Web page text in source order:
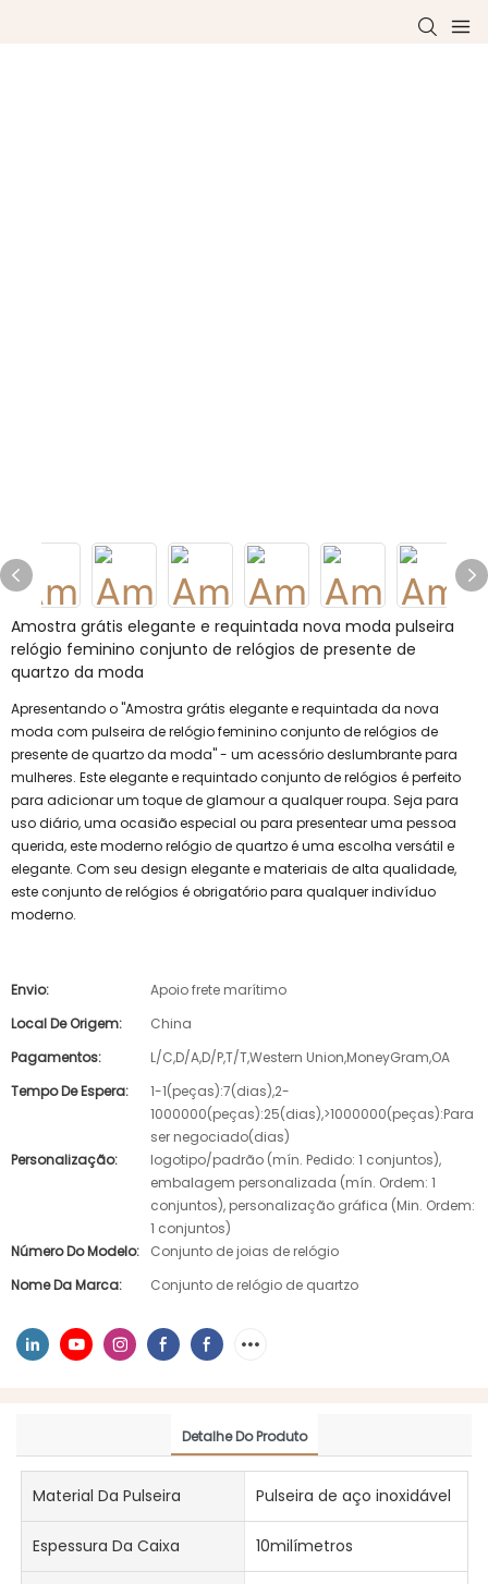
Amostra grátis elegante e requintada nova moda pulseira
relógio feminino conjunto de relógios de presente de
quartzo da moda
Apresentando o "Amostra grátis elegante e requintada da nova
moda com pulseira de relógio feminino conjunto de relógios de
presente de quartzo da moda" - um acessório deslumbrante para
mulheres. Este elegante e requintado conjunto de relógios é perfeito
para adicionar um toque de glamour a qualquer roupa. Seja para
uso diário, uma ocasião especial ou para presentear uma pessoa
querida, este moderno relógio de quartzo é uma escolha versátil e
elegante. Com seu design elegante e materiais de alta qualidade,
este conjunto de relógios é obrigatório para qualquer indivíduo
moderno.
Envio:
Apoio frete marítimo
Local De Origem:
China
Pagamentos:
L/C,D/A,D/P,T/T,Western Union,MoneyGram,OA
Tempo De Espera:
1-1(peças):7(dias),2-
1000000(peças):25(dias),>1000000(peças):Para
ser negociado(dias)
Personalização:
logotipo/padrão (mín. Pedido: 1 conjuntos),
embalagem personalizada (mín. Ordem: 1
conjuntos), personalização gráfica (Min. Ordem:
1 conjuntos)
Número Do Modelo:
Conjunto de joias de relógio
Nome Da Marca:
Conjunto de relógio de quartzo
Detalhe Do Produto
Material Da Pulseira Pulseira de aço inoxidável
Espessura Da Caixa 10milímetros